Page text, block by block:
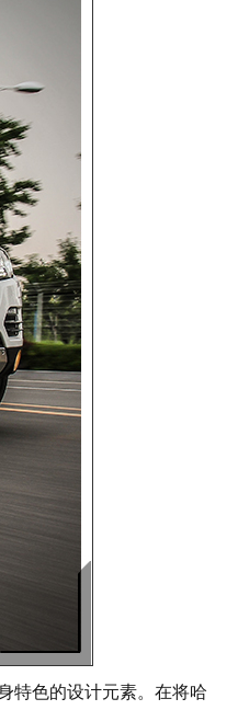
特色的设计元素。在将哈